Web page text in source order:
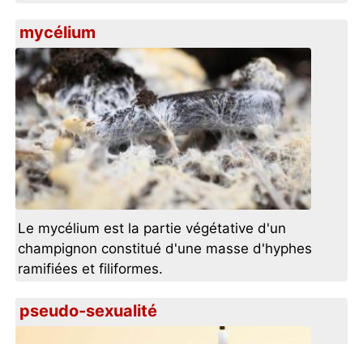
mycélium
Le mycélium est la partie végétative d'un
champignon constitué d'une masse d'hyphes
ramifiées et filiformes.
pseudo-sexualité